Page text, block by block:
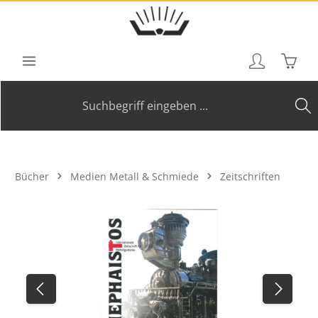
Zum Hauptinhalt springen
Bücher Medien Metall & Schmiede Zeitschriften
Bildergalerie überspringen